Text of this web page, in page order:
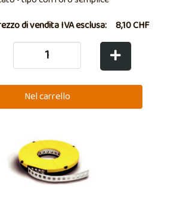
di vendita IVA esclusa: 8,10 CHF